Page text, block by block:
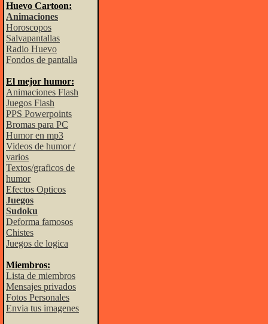
Huevo Cartoon:
Animaciones
Horoscopos
Salvapantallas
Radio Huevo
Fondos de pantalla
El mejor humor:
Animaciones Flash
Juegos Flash
PPS Powerpoints
Bromas para PC
Humor en mp3
Videos de humor /
varios
Textos/graficos de
humor
Efectos Opticos
Juegos
Sudoku
Deforma famosos
Chistes
Juegos de logica
Miembros:
Lista de miembros
Mensajes privados
Fotos Personales
Envia tus imagenes